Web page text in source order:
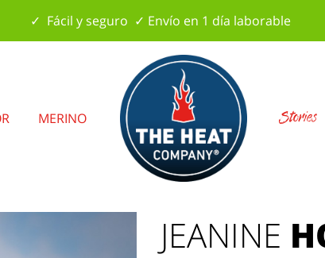
✓ Fácil y seguro ✓ Envío en 1 día laborable
MERINO Stories
JEANINE